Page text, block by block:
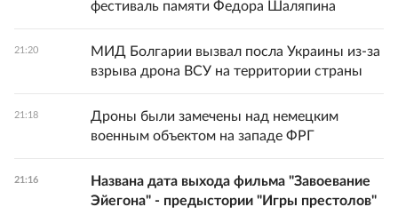
фестиваль памяти Федора Шаляпина
21:20
МИД Болгарии вызвал посла Украины из-за
взрыва дрона ВСУ на территории страны
21:18
Дроны были замечены над немецким
военным объектом на западе ФРГ
21:16
Названа дата выхода фильма "Завоевание
Эйегона" - предыстории "Игры престолов"